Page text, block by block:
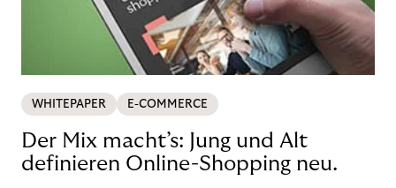
WHITEPAPER E-COMMERCE
Der Mix macht’s: Jung und Alt
definieren Online-Shopping neu.